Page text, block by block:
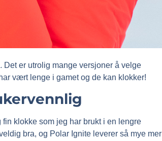
er utrolig mange versjoner å velge
vært lenge i gamet og de kan klokker!
klokke som jeg har brukt i en lengre
bra, og Polar Ignite leverer så mye mer